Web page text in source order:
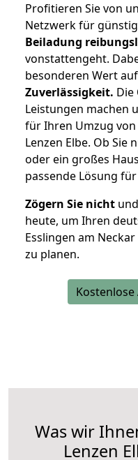
Profitieren Sie von
Netzwerk für
Beiladung
vonstattengeht.
besonderen Wert auf
Zuverlässigkeit. Die
Leistungen machen
für Ihren Umzug von
Lenzen Elbe. Ob Sie
oder ein großes
passende Lösung für
Zögern Sie nicht
heute, um Ihren
Esslingen am
zu planen.
Was wir
Lenzen